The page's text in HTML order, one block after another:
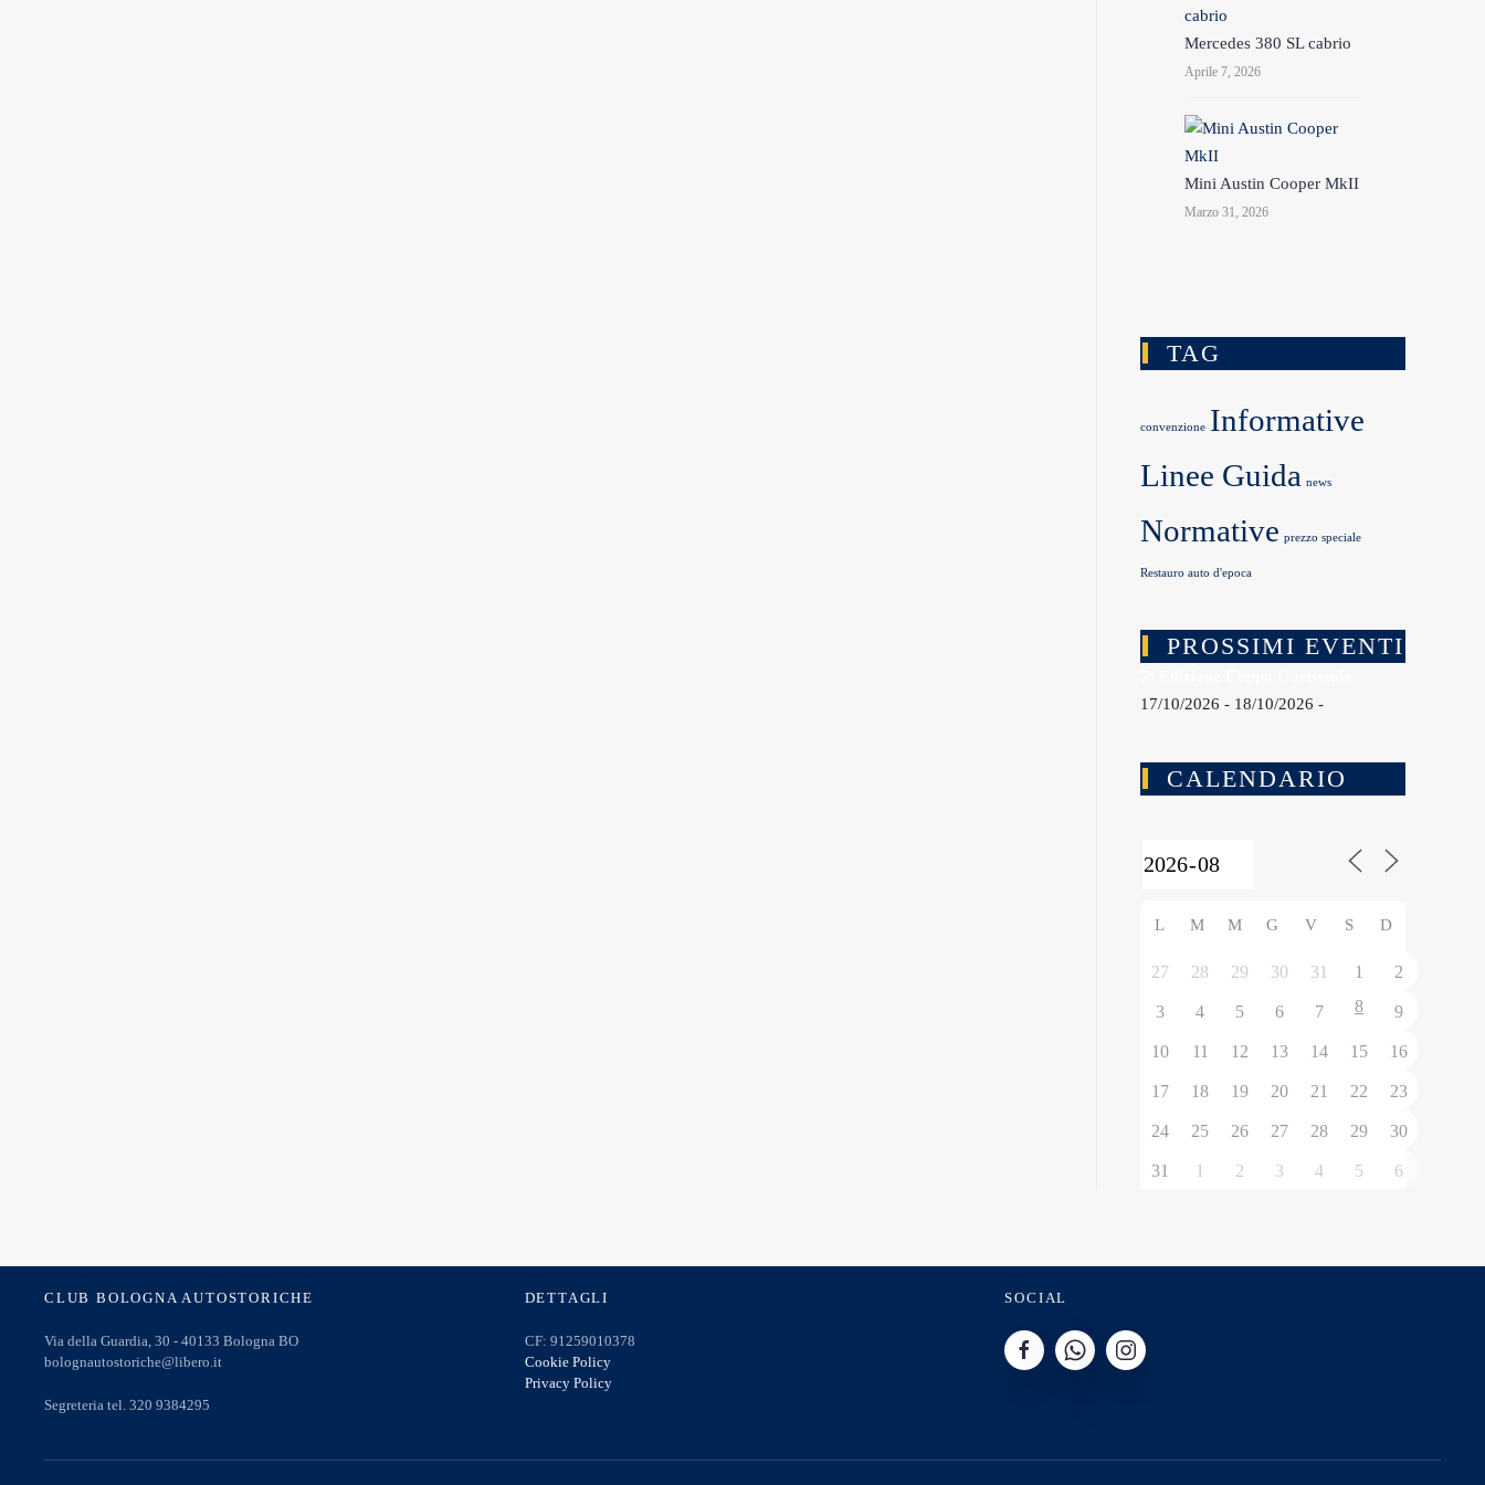
Mercedes 380 SL cabrio
Aprile 7, 2026
Mini Austin Cooper MkII
Marzo 31, 2026
TAG
convenzione Informative
Linee Guida news
Normative prezzo speciale
Restauro auto d'epoca
PROSSIMI EVENTI
17/10/2026 - 18/10/2026 -
CALENDARIO
L M M G V S D
27 28 29 30 31 1 2
3 4 5 6 7 8 9
10 11 12 13 14 15 16
17 18 19 20 21 22 23
24 25 26 27 28 29 30
31 1 2 3 4 5 6
CLUB BOLOGNA AUTOSTORICHE
Via della Guardia, 30 - 40133 Bologna BO
bolognautostoriche@libero.it
Segreteria tel. 320 9384295
DETTAGLI
CF: 91259010378
Cookie Policy
Privacy Policy
SOCIAL